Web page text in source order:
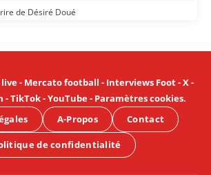
de Désiré Doué
live- Mercato football - Interviews Foot-X-
-TikTok-YouTube- Paramètres cookies.
A-Propos Contact
de confidentialité